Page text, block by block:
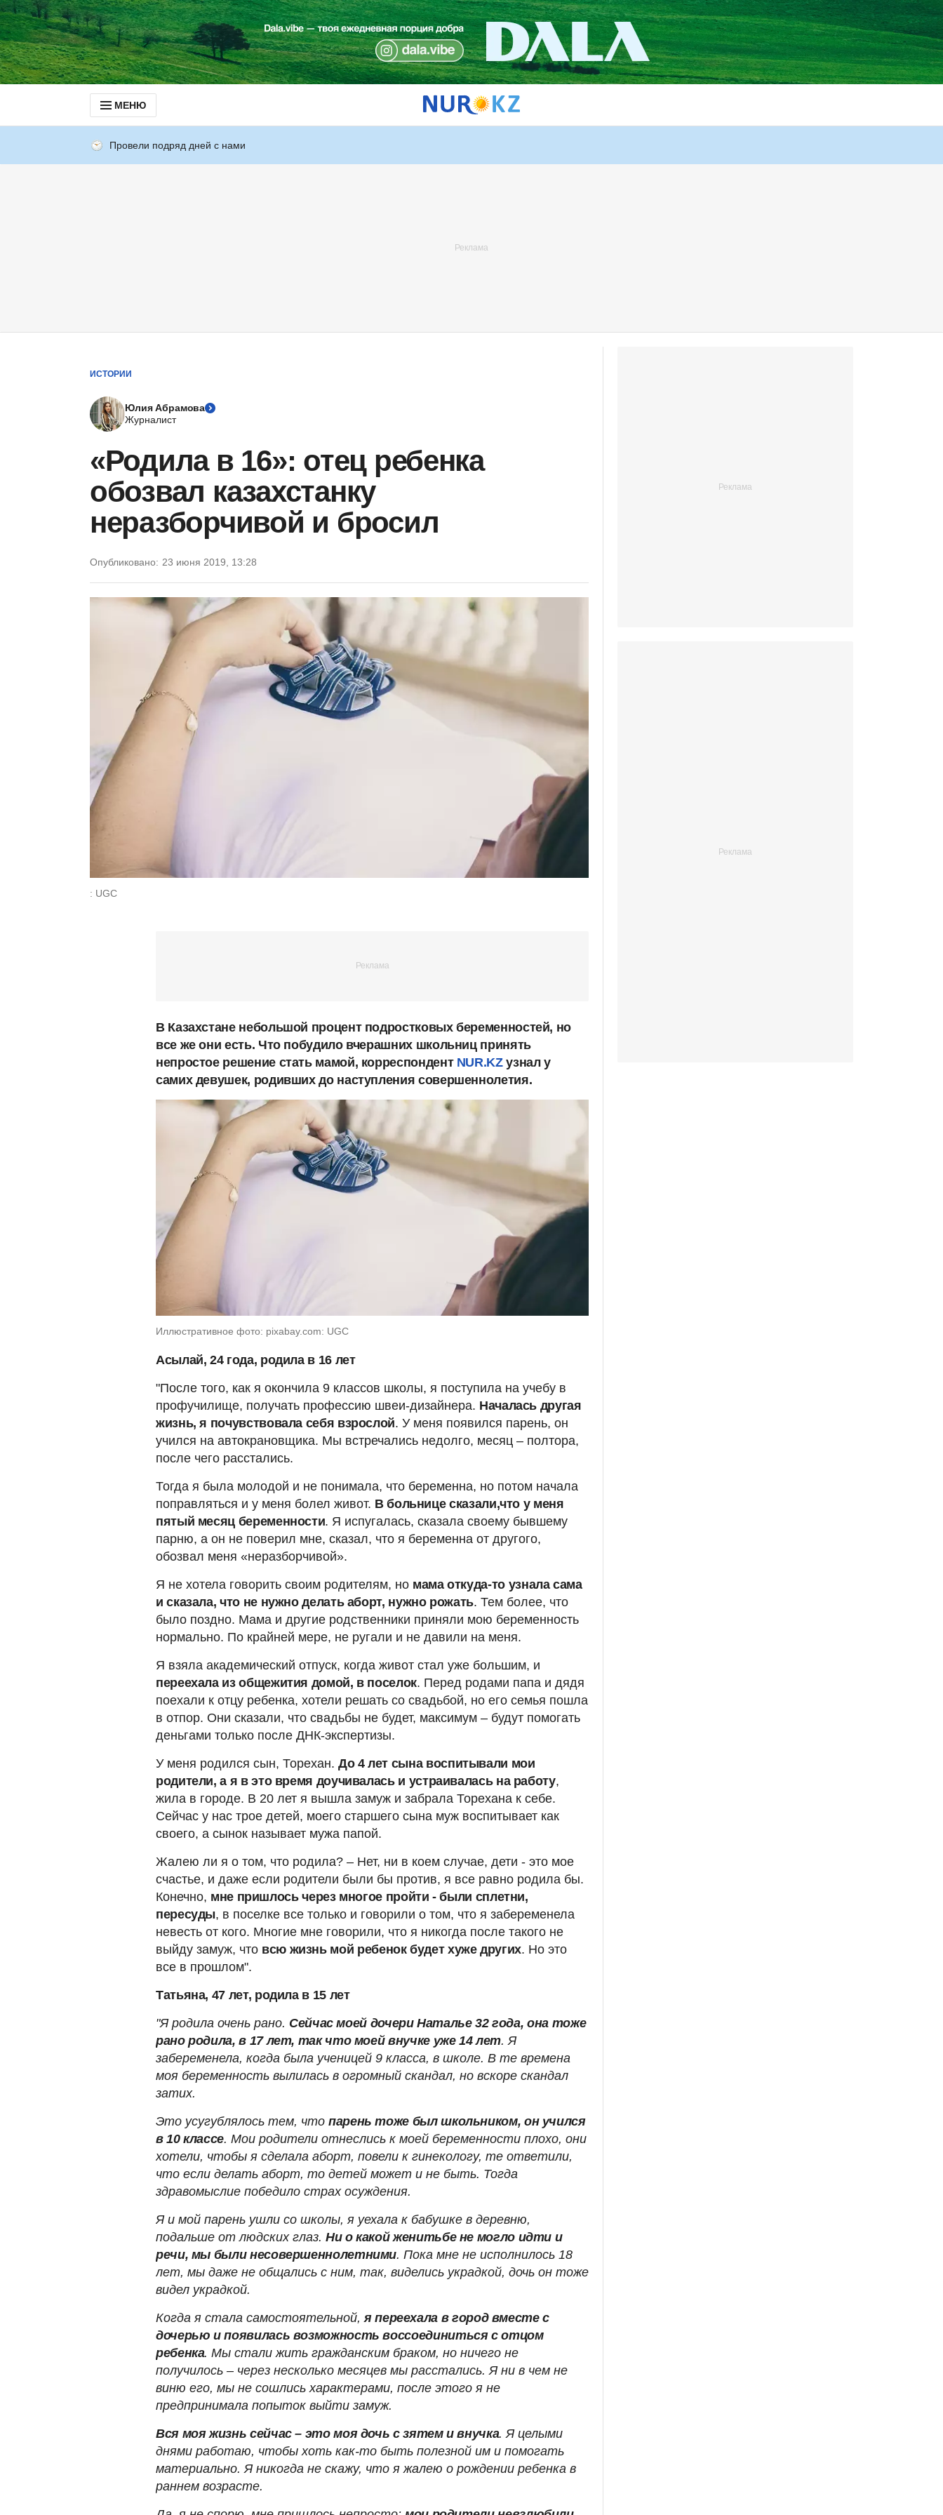
МЕНЮ
Провели подряд дней с нами
ИСТОРИИ
Юлия Абрамова
Журналист
«Родила в 16»: отец ребенка
обозвал казахстанку
неразборчивой и бросил
Опубликовано: 23 июня 2019, 13:28
: UGC
В Казахстане небольшой процент подростковых беременностей, но
все же они есть. Что побудило вчерашних школьниц принять
непростое решение стать мамой, корреспондент NUR.KZузнал у
самих девушек, родивших до наступления совершеннолетия.
Иллюстративное фото: pixabay.com: UGC
Асылай, 24 года, родила в 16 лет
"После того, как я окончила 9 классов школы, я поступила на учебу в
профучилище, получать профессию швеи-дизайнера. Началась другая
жизнь, я почувствовала себя взрослой. У меня появился парень, он
учился на автокрановщика. Мы встречались недолго, месяц – полтора,
после чего расстались.
Тогда я была молодой и не понимала, что беременна, но потом начала
поправляться и у меня болел живот. В больнице сказали,что у меня
пятый месяц беременности. Я испугалась, сказала своему бывшему
парню, а он не поверил мне, сказал, что я беременна от другого,
обозвал меня «неразборчивой».
Я не хотела говорить своим родителям, но мама откуда-то узнала сама
и сказала, что не нужно делать аборт, нужно рожать. Тем более, что
было поздно. Мама и другие родственники приняли мою беременность
нормально. По крайней мере, не ругали и не давили на меня.
Я взяла академический отпуск, когда живот стал уже большим, и
переехала из общежития домой, в поселок. Перед родами папа и дядя
поехали к отцу ребенка, хотели решать со свадьбой, но его семья пошла
в отпор. Они сказали, что свадьбы не будет, максимум – будут помогать
деньгами только после ДНК-экспертизы.
У меня родился сын, Торехан. До 4 лет сына воспитывали мои
родители, а я в это время доучивалась и устраивалась на работу,
жила в городе. В 20 лет я вышла замуж и забрала Торехана к себе.
Сейчас у нас трое детей, моего старшего сына муж воспитывает как
своего, а сынок называет мужа папой.
Жалею ли я о том, что родила? – Нет, ни в коем случае, дети - это мое
счастье, и даже если родители были бы против, я все равно родила бы.
Конечно, мне пришлось через многое пройти - были сплетни,
пересуды, в поселке все только и говорили о том, что я забеременела
невесть от кого. Многие мне говорили, что я никогда после такого не
выйду замуж, что всю жизнь мой ребенок будет хуже других. Но это
все в прошлом".
Татьяна, 47 лет, родила в 15 лет
"Я родила очень рано. Сейчас моей дочери Наталье 32 года, она тоже
рано родила, в 17 лет, так что моей внучке уже 14 лет. Я
забеременела, когда была ученицей 9 класса, в школе. В те времена
моя беременность вылилась в огромный скандал, но вскоре скандал
затих.
Это усугублялось тем, что парень тоже был школьником, он учился
в 10 классе. Мои родители отнеслись к моей беременности плохо, они
хотели, чтобы я сделала аборт, повели к гинекологу, те ответили,
что если делать аборт, то детей может и не быть. Тогда
здравомыслие победило страх осуждения.
Я и мой парень ушли со школы, я уехала к бабушке в деревню,
подальше от людских глаз. Ни о какой женитьбе не могло идти и
речи, мы были несовершеннолетними. Пока мне не исполнилось 18
лет, мы даже не общались с ним, так, виделись украдкой, дочь он тоже
видел украдкой.
Когда я стала самостоятельной,я переехала в город вместе с
дочерью и появилась возможность воссоединиться с отцом
ребенка. Мы стали жить гражданским браком, но ничего не
получилось – через несколько месяцев мы расстались. Я ни в чем не
виню его, мы не сошлись характерами, после этого я не
предпринимала попыток выйти замуж.
Вся моя жизнь сейчас – это моя дочь с зятем и внучка. Я целыми
днями работаю, чтобы хоть как-то быть полезной им и помогать
материально. Я никогда не скажу, что я жалею о рождении ребенка в
раннем возрасте.